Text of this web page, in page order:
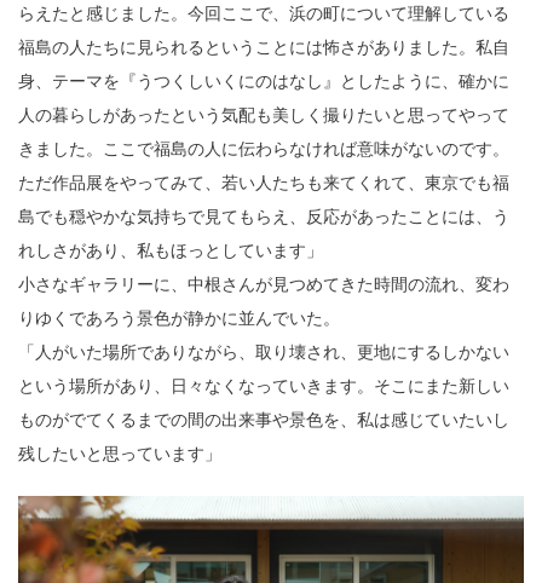
らえたと感じました。今回ここで、浜の町について理解している
福島の人たちに見られるということには怖さがありました。私自
身、テーマを『うつくしいくにのはなし』としたように、確かに
人の暮らしがあったという気配も美しく撮りたいと思ってやって
きました。ここで福島の人に伝わらなければ意味がないのです。
ただ作品展をやってみて、若い人たちも来てくれて、東京でも福
島でも穏やかな気持ちで見てもらえ、反応があったことには、う
れしさがあり、私もほっとしています」
小さなギャラリーに、中根さんが見つめてきた時間の流れ、変わ
りゆくであろう景色が静かに並んでいた。
「人がいた場所でありながら、取り壊され、更地にするしかない
という場所があり、日々なくなっていきます。そこにまた新しい
ものがでてくるまでの間の出来事や景色を、私は感じていたいし
残したいと思っています」